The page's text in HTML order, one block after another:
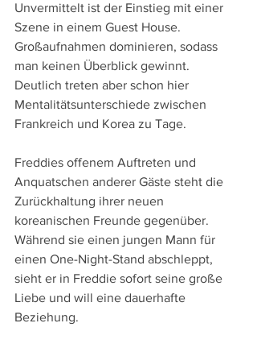
Unvermittelt ist der Einstieg mit einer
Szene in einem Guest House.
Großaufnahmen dominieren, sodass
man keinen Überblick gewinnt.
Deutlich treten aber schon hier
Mentalitätsunterschiede zwischen
Frankreich und Korea zu Tage.
Freddies offenem Auftreten und
Anquatschen anderer Gäste steht die
Zurückhaltung ihrer neuen
koreanischen Freunde gegenüber.
Während sie einen jungen Mann für
einen One-Night-Stand abschleppt,
sieht er in Freddie sofort seine große
Liebe und will eine dauerhafte
Beziehung.